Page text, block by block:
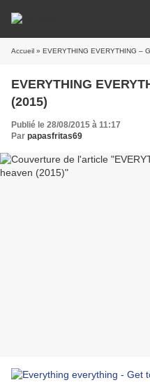
Accueil » EVERYTHING EVERYTHING –
EVERYTHING
(2015)
Publié le 28/08/2015 à 11:17
Par papasfritas69